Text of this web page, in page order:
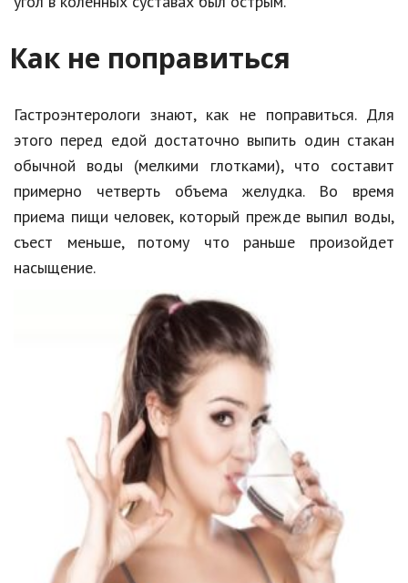
Как не поправиться
Гастроэнтерологи знают, как не поправиться. Для
этого перед едой достаточно выпить один стакан
обычной воды (мелкими глотками), что составит
примерно четверть объема желудка. Во время
приема пищи человек, который прежде выпил воды,
съест меньше, потому что раньше произойдет
насыщение.